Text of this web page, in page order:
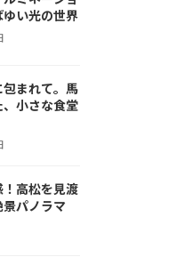
ゆい光の世界
まれて。馬
小さな食堂
高松を見渡
パノラマ